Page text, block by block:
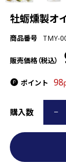
牡蛎燻製オ
商品番号 TMY-
販売価格（税込）
ポイント 98
購入数